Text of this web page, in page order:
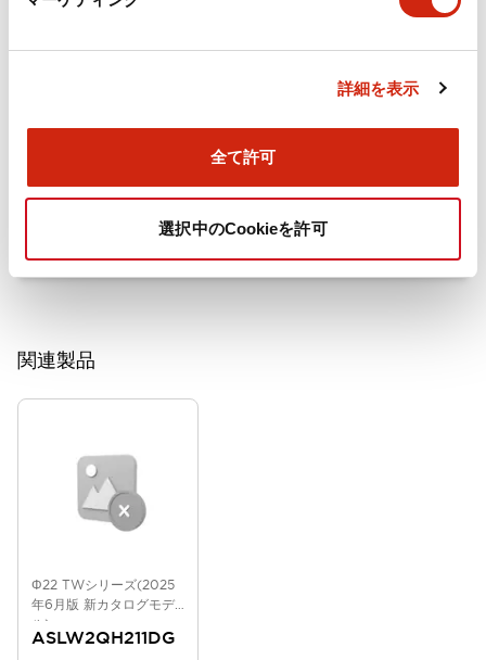
詳細を表示
全て許可
選択中のCookieを許可
旧カタログ_TWシリーズ コントロールユニット 白熱
球販売中止（2017年1月版）
2025/06/25.PDF3.26MB
関連製品
Φ22 TWシリーズ(2025
年6月版 新カタログモデ
ル)
ASLW2QH211DG